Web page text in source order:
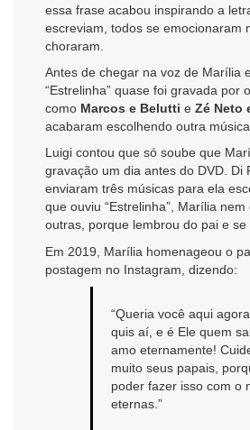
essa frase acabou inspirando a
escreviam, todos se emocionaram
choraram.
Antes de chegar na voz de Marília
“Estrelinha” quase foi gravada por
como Marcos e Belutti e Zé Neto
acabaram escolhendo outra música.
Luigi contou que só soube que
gravação um dia antes do DVD. Di
enviaram três músicas para ela
que ouviu “Estrelinha”, Marília
outras, porque lembrou do pai e se
Em 2019, Marília homenageou o
postagem no Instagram, dizendo:
“Queria você aqui
quis aí, e é Ele quem
amo eternamente!
muito seus papais,
poder fazer isso com o
eternas.”